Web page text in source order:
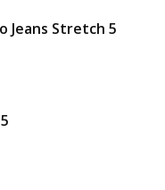
Jeans Stretch 5